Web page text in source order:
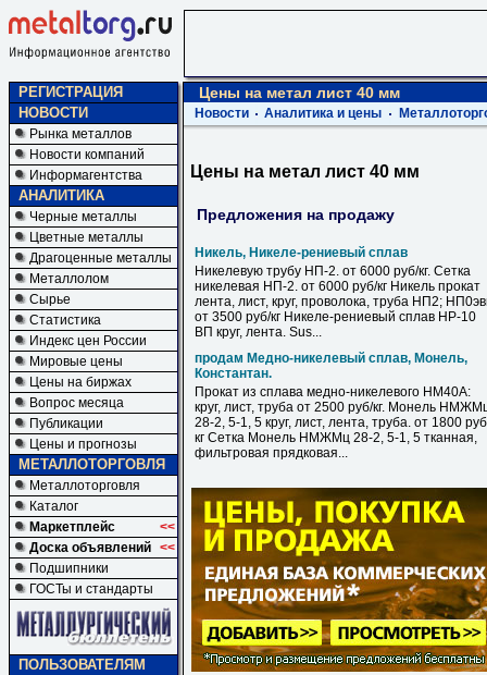
РЕГИСТРАЦИЯ
НОВОСТИ
Рынка металлов
Новости компаний
Информагентства
АНАЛИТИКА
Черные металлы
Цветные металлы
Драгоценные металлы
Металлолом
Сырье
Статистика
Индекс цен России
Мировые цены
Цены на биржах
Вопрос месяца
Публикации
Цены и прогнозы
МЕТАЛЛОТОРГОВЛЯ
Металлоторговля
Каталог
Маркетплейс
<<
Доска объявлений <<
Подшипники
ГОСТы и стандарты
ПОЛЬЗОВАТЕЛЯМ
Цены на метал лист 40 мм
Новости Аналитика и цены
Цены на метал лист 40 мм
Предложения на продажу
Никель, Никеле-рениевый сплав
Никелевую трубу НП-2. от 6000 руб/кг. Сетка
никелевая НП-2. от 6000 руб/кг Никель прокат
лента, лист, круг, проволока, труба НП2;
от 3500 руб/кг Никеле-рениевый сплав НР-10
ВП круг, лента. Sus...
продам Медно-никелевый сплав, Монель,
Константан.
Прокат из сплава медно-никелевого НМ40А:
круг, лист, труба от 2500 руб/кг. Монель
28-2, 5-1, 5 круг, лист, лента, труба. от 1800
кг Сетка Монель НМЖМц 28-2, 5-1, 5 тканная,
фильтровая прядковая...